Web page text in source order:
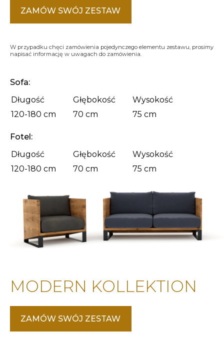
ZAMÓW SWÓJ ZESTAW
W przypadku chęci zamówienia pojedynczego elementu zestawu, prosimy
napisać informację w uwagach do zamówienia.
Sofa:
Długość
Głębokość
Wysokość
120-180 cm
70 cm 75 cm
Fotel:
Długość
Głębokość
Wysokość
120-180 cm
70 cm 75 cm
MODERN KOLLEKTION
ZAMÓW SWÓJ ZESTAW